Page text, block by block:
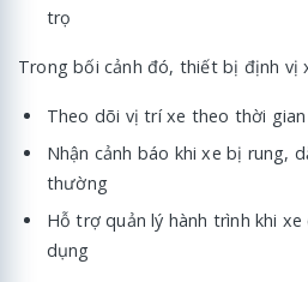
trọ
Trong bối cảnh đó, thiết bị định vị
Theo dõi vị trí xe theo thời
Nhận cảnh báo khi xe bị rung,
thường
Hỗ trợ quản lý hành trình khi
dụng